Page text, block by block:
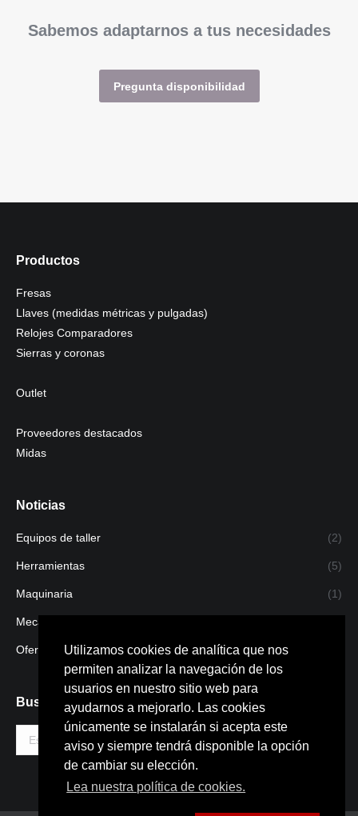
Utilizamos cookies de analítica que nos
permiten analizar la navegación de los
usuarios en nuestro sitio web para
ayudarnos a mejorarlo. Las cookies
únicamente se instalarán si acepta este
aviso y siempre tendrá disponible la opción
de cambiar su elección.
Lea nuestra política de cookies.
Sabemos adaptarnos a tus necesidades
Pregunta disponibilidad
Productos
Fresas
Llaves (medidas métricas y pulgadas)
Relojes Comparadores
Sierras y coronas
Outlet
Proveedores destacados
Midas
Noticias
Equipos de taller (2)
Herramientas (5)
Maquinaria (1)
Mecanizado
Ofertas
Buscar
Buscar: